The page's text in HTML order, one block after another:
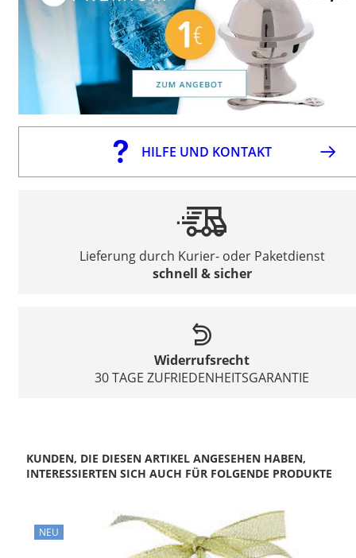
HILFE UND KONTAKT
Lieferung durch Kurier- oder Paketdienst
schnell & sicher
Widerrufsrecht
30 TAGE ZUFRIEDENHEITSGARANTIE
KUNDEN, DIE DIESEN ARTIKEL ANGESEHEN HABEN,
INTERESSIERTEN SICH AUCH FÜR FOLGENDE PRODUKTE
NEU